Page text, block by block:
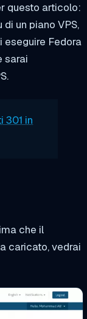
questo articolo:
un piano VPS,
eseguire Fedora
sarai
301 in
che il
caricato, vedrai